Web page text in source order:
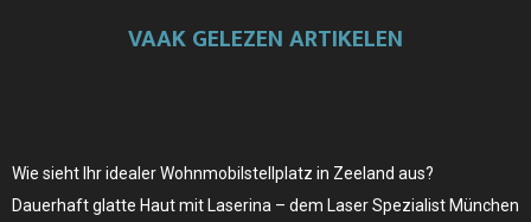
VAAK GELEZEN ARTIKELEN
Wie sieht Ihr idealer Wohnmobilstellplatz in Zeeland aus?
Dauerhaft glatte Haut mit Laserina – dem Laser Spezialist München